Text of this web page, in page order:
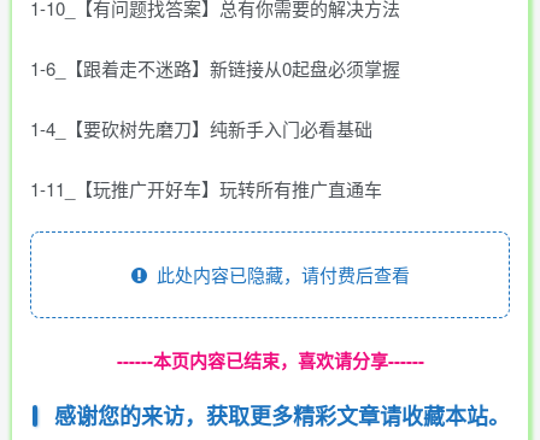
1-10_【有问题找答案】总有你需要的解决方法
1-6_【跟着走不迷路】新链接从0起盘必须掌握
1-4_【要砍树先磨刀】纯新手入门必看基础
1-11_【玩推广开好车】玩转所有推广直通车
此处内容已隐藏，请付费后查看
------本页内容已结束，喜欢请分享------
感谢您的来访，获取更多精彩文章请收藏本站。